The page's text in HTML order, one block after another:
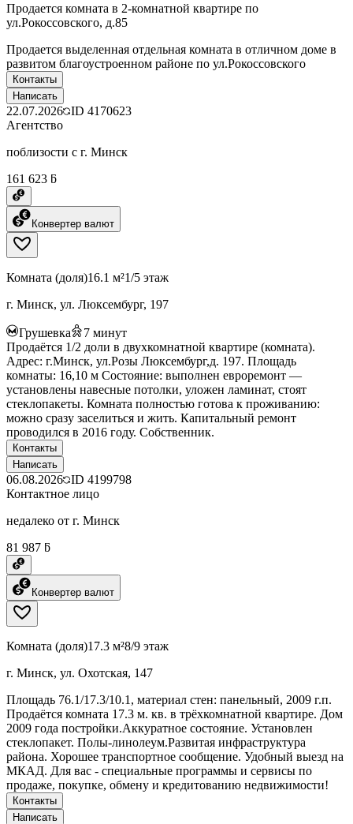
Продается комната в 2-комнатной квартире по
ул.Рокоссовского, д.85
Продается выделенная отдельная комната в отличном доме в
развитом благоустроенном районе по ул.Рокоссовского
Контакты
Написать
22.07.2026 ID 4170623
Агентство
поблизости с г. Минск
161 623 ƃ
Конвертер валют
Комната (доля)16.1 м²1/5 этаж
г. Минск, ул. Люксембург, 197
Грушевка 7 минут
Продаётся 1/2 доли в двухкомнатной квартире (комната).
Адрес: г.Минск, ул.Розы Люксембург,д. 197. Площадь
комнаты: 16,10 м Состояние: выполнен евроремонт —
установлены навесные потолки, уложен ламинат, стоят
стеклопакеты. Комната полностью готова к проживанию:
можно сразу заселиться и жить. Капитальный ремонт
проводился в 2016 году. Собственник.
Контакты
Написать
06.08.2026 ID 4199798
Контактное лицо
недалеко от г. Минск
81 987 ƃ
Конвертер валют
Комната (доля)17.3 м²8/9 этаж
г. Минск, ул. Охотская, 147
Площадь 76.1/17.3/10.1, материал стен: панельный, 2009 г.п.
Продаётся комната 17.3 м. кв. в трёхкомнатной квартире. Дом
2009 года постройки.Аккуратное состояние. Установлен
стеклопакет. Полы-линолеум.Развитая инфраструктура
района. Хорошее транспортное сообщение. Удобный выезд на
МКАД. Для вас - специальные программы и сервисы по
продаже, покупке, обмену и кредитованию недвижимости!
Контакты
Написать